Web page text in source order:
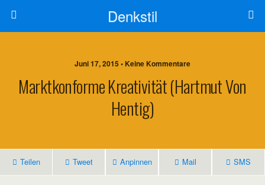
Denkstil
Juni 17, 2015 • Keine Kommentare
Marktkonforme Kreativität (Hartmut Von
Hentig)
Teilen Tweet Anpinnen Mail SMS